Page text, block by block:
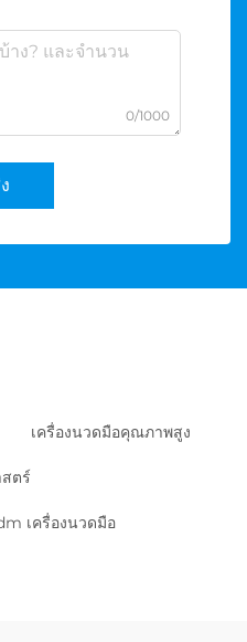
0/1000
เครื่องนวดมือคุณภาพสูง
ตร์
เครื่องนวดมือ